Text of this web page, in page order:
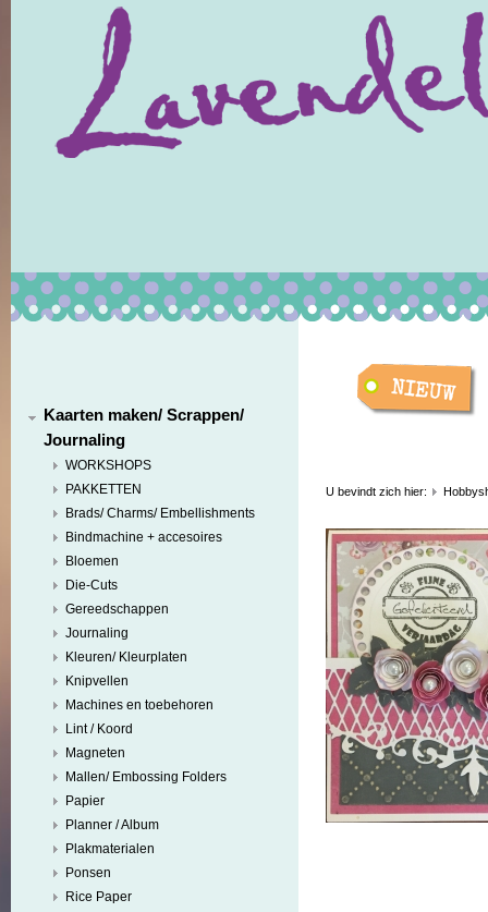
Kaarten maken/ Scrappen/
Journaling
WORKSHOPS
PAKKETTEN
Brads/ Charms/ Embellishments
Bindmachine + accesoires
Bloemen
Die-Cuts
Gereedschappen
Journaling
Kleuren/ Kleurplaten
Knipvellen
Machines en toebehoren
Lint / Koord
Magneten
Mallen/ Embossing Folders
Papier
Planner / Album
Plakmaterialen
Ponsen
Rice Paper
U bevindt zich hier: